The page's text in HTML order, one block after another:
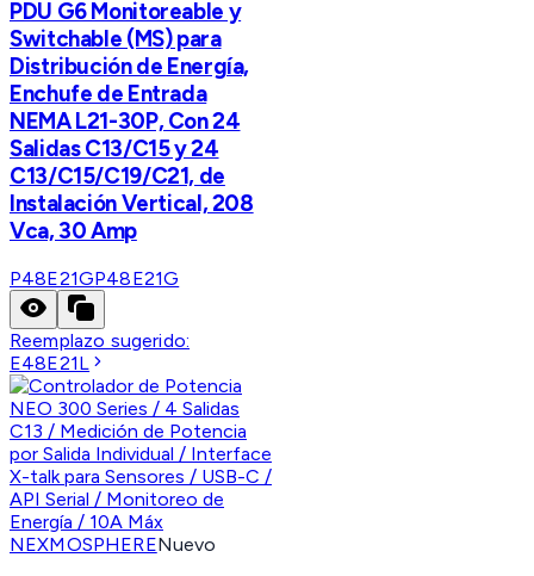
PDU G6 Monitoreable y
Switchable (MS) para
Distribución de Energía,
Enchufe de Entrada
NEMA L21-30P, Con 24
Salidas C13/C15 y 24
C13/C15/C19/C21, de
Instalación Vertical, 208
Vca, 30 Amp
P48E21GP48E21G
Reemplazo sugerido:
E48E21L
NEXMOSPHERENuevo